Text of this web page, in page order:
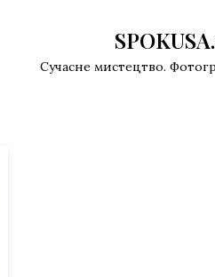
Сучасне мистецтво.